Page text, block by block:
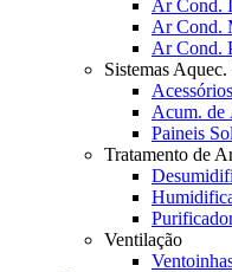
Ar Cond.
Ar Cond.
Ar Cond.
Sistemas
Acum. de
Paineis
Tratamento de
Ventilação